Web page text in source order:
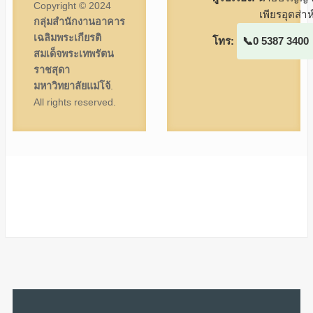
Copyright © 2024
กลุ่มสำนักงานอาคาร
เฉลิมพระเกียรติ
สมเด็จพระเทพรัตน
ราชสุดา
มหาวิทยาลัยแม่โจ้
All rights reserved.
เพียรอุตส่า
โทร: 0 5387 3400